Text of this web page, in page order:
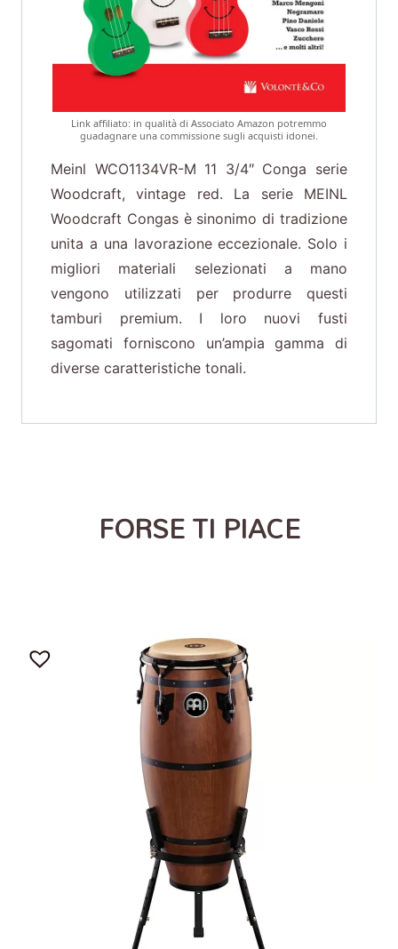
Link affiliato: in qualità di Associato Amazon potremmo
guadagnare una commissione sugli acquisti idonei.
Meinl WCO1134VR-M 11 3/4″ Conga serie
Woodcraft, vintage red. La serie MEINL
Woodcraft Congas è sinonimo di tradizione
unita a una lavorazione eccezionale. Solo i
migliori materiali selezionati a mano
vengono utilizzati per produrre questi
tamburi premium. I loro nuovi fusti
sagomati forniscono un’ampia gamma di
diverse caratteristiche tonali.
FORSE TI PIACE